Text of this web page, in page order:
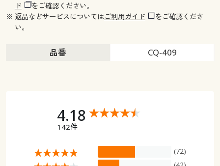
ド
をご確認ください。
※ 返品などサービスについてはご利用ガイド
をご確認くださ
い。
品番 CQ-409
4.18
142件
(72)